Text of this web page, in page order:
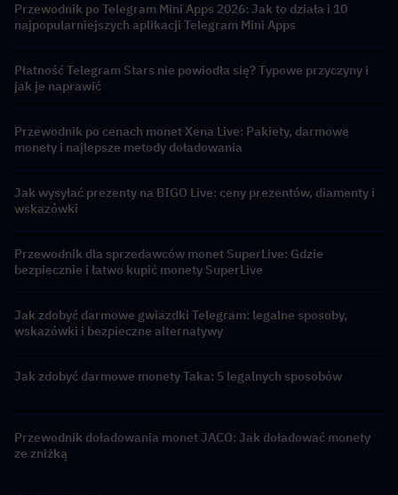
Przewodnik po Telegram Mini Apps 2026: Jak to działa i 10
najpopularniejszych aplikacji Telegram Mini Apps
Płatność Telegram Stars nie powiodła się? Typowe przyczyny i
jak je naprawić
Przewodnik po cenach monet Xena Live: Pakiety, darmowe
monety i najlepsze metody doładowania
Jak wysyłać prezenty na BIGO Live: ceny prezentów, diamenty i
wskazówki
Przewodnik dla sprzedawców monet SuperLive: Gdzie
bezpiecznie i łatwo kupić monety SuperLive
Jak zdobyć darmowe gwiazdki Telegram: legalne sposoby,
wskazówki i bezpieczne alternatywy
Jak zdobyć darmowe monety Taka: 5 legalnych sposobów
Przewodnik doładowania monet JACO: Jak doładować monety
ze zniżką